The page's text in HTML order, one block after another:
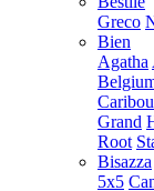
Greco
Bien
Agatha
Caribou
Grand
Root
Bisazza
5x5